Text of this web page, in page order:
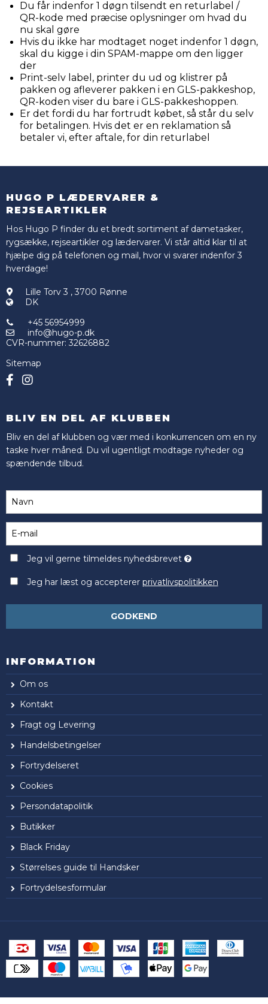
Du får indenfor 1 døgn tilsendt en returlabel /
QR-kode med præcise oplysninger om hvad du
nu skal gøre
Hvis du ikke har modtaget noget indenfor 1 døgn,
skal du kigge i din SPAM-mappe om den ligger
der
Print-selv label, printer du ud og klistrer på
pakken og afleverer pakken i en GLS-pakkeshop,
QR-koden viser du bare i GLS-pakkeshoppen.
Er det fordi du har fortrudt købet, så står du selv
for betalingen. Hvis det er en reklamation så
betaler vi, efter aftale, for din returlabel
HUGO P LÆDERVARER &
REJSEARTIKLER
Hos Hugo P finder du et bredt sortiment af dametasker,
rygsække, rejseartikler og lædervarer. Vi står altid klar til at
hjælpe dig på telefonen og mail, hvor vi svarer indenfor 3
hverdage!
Lille Torv 3 ,3700 Rønne
DK
+45 56954999
info@hugo-p.dk
CVR-nummer: 32626882
Sitemap
BLIV EN DEL AF KLUBBEN
Bliv en del af klubben og vær med i konkurrencen om en ny
taske hver måned. Du vil ugentligt modtage nyheder og
spændende tilbud.
Jeg vil gerne tilmeldes nyhedsbrevet
Jeg har læst og accepterer privatlivspolitikken
GODKEND
INFORMATION
Om os
Kontakt
Fragt og Levering
Handelsbetingelser
Fortrydelseret
Cookies
Persondatapolitik
Butikker
Black Friday
Størrelses guide til Handsker
Fortrydelsesformular